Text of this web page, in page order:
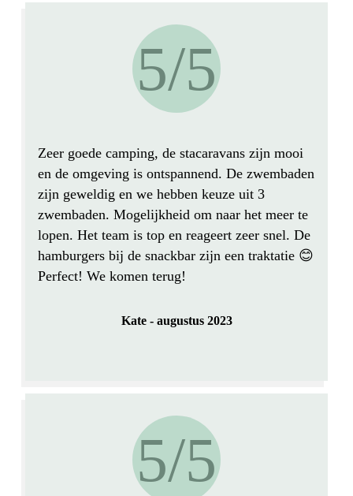
5/5
Zeer goede camping, de stacaravans zijn mooi
en de omgeving is ontspannend. De zwembaden
zijn geweldig en we hebben keuze uit 3
zwembaden. Mogelijkheid om naar het meer te
lopen. Het team is top en reageert zeer snel. De
hamburgers bij de snackbar zijn een traktatie 😊
Perfect! We komen terug!
Kate - augustus 2023
5/5